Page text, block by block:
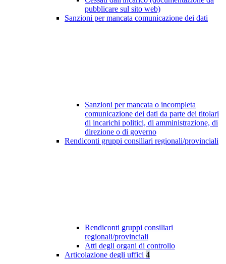
pubblicare sul sito web)
Sanzioni per mancata comunicazione dei dati
Sanzioni per mancata o incompleta
comunicazione dei dati da parte dei titolari
di incarichi politici, di amministrazione, di
direzione o di governo
Rendiconti gruppi consiliari regionali/provinciali
Rendiconti gruppi consiliari
regionali/provinciali
Atti degli organi di controllo
Articolazione degli uffici 4